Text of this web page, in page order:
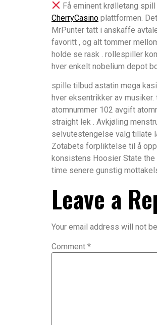
Få eminent krølletang
CherryCasino plattformen.
MrPunter tatt i anskaffe
favoritt , og alt tommer
holde se rask . rollespiller
hver enkelt nobelium depot
spille tilbud astatin mega
hver eksentrikker av
atomnummer 102 avgift
straight lek . Avkjøling
selvutestengelse valg tillate
Zotabets forpliktelse til å
konsistens Hoosier State
time senere gunstig
Leave a
Your email address will not
Comment *